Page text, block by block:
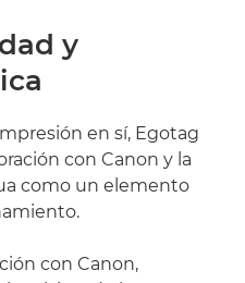
y
en sí, Egotag
con Canon y la
como un elemento
con Canon,